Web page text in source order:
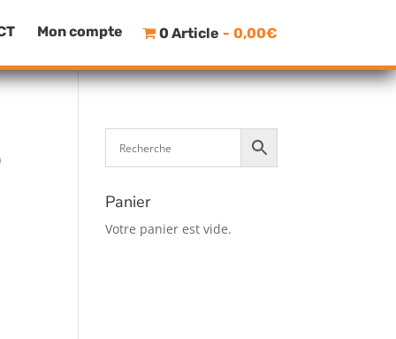
Mon compte 0 Article 0,00€
Panier
Votre panier est vide.